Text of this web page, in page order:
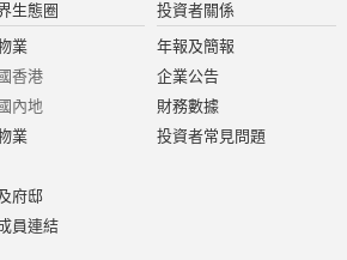
生態圈
業
香港
內地
業
府邸
員連結
投資者關係
年報及簡報
企業公告
財務數據
投資者常見問題